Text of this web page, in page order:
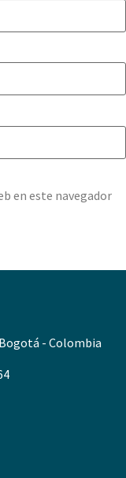
en este navegador
- Colombia